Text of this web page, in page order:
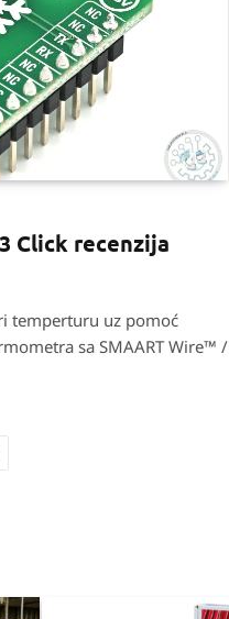
Click recenzija
temperturu uz pomoć
sa SMAART Wire™ /